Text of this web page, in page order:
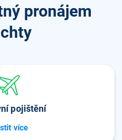
pronájem
pojištění
více